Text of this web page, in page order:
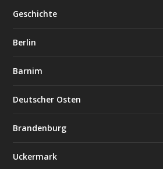
Geschichte
Berlin
Barnim
Deutscher Osten
Brandenburg
Uckermark